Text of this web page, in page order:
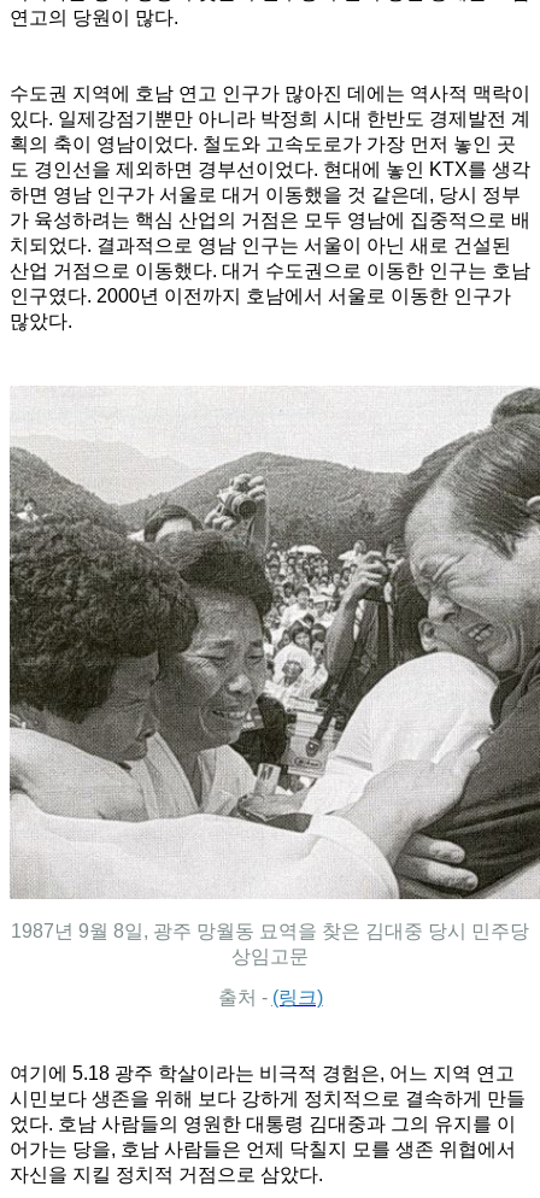
연고의 당원이 많다.
수도권 지역에 호남 연고 인구가 많아진 데에는 역사적 맥락이
있다. 일제강점기뿐만 아니라 박정희 시대 한반도 경제발전 계
획의 축이 영남이었다. 철도와 고속도로가 가장 먼저 놓인 곳
도 경인선을 제외하면 경부선이었다. 현대에 놓인 KTX를 생각
하면 영남 인구가 서울로 대거 이동했을 것 같은데, 당시 정부
가 육성하려는 핵심 산업의 거점은 모두 영남에 집중적으로 배
치되었다. 결과적으로 영남 인구는 서울이 아닌 새로 건설된
산업 거점으로 이동했다. 대거 수도권으로 이동한 인구는 호남
인구였다. 2000년 이전까지 호남에서 서울로 이동한 인구가
많았다.
1987년 9월 8일, 광주 망월동 묘역을 찾은 김대중 당시 민주당
상임고문
출처 - (링크)
여기에 5.18 광주 학살이라는 비극적 경험은, 어느 지역 연고
시민보다 생존을 위해 보다 강하게 정치적으로 결속하게 만들
었다. 호남 사람들의 영원한 대통령 김대중과 그의 유지를 이
어가는 당을, 호남 사람들은 언제 닥칠지 모를 생존 위협에서
자신을 지킬 정치적 거점으로 삼았다.